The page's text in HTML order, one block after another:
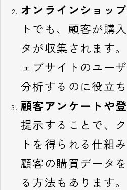
オンラインショップ
トでも、顧客が購
タが収集されます
ェブサイトのユー
分析するのに役立ち
顧客アンケートや
提示することで、
トを得られる仕組
顧客の購買データ
る方法もあります。